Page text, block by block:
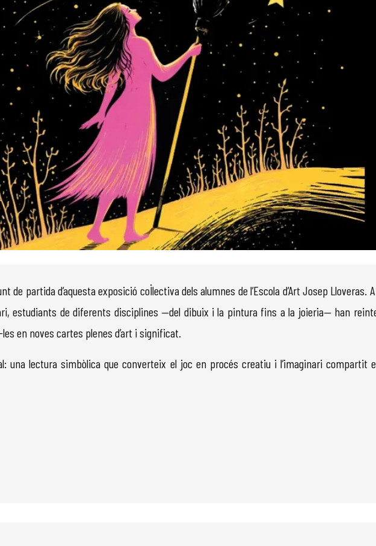
de partida d’aquesta exposició col·lectiva dels alumnes de l’Escola d’Art Josep Lloveras.
estudiants de diferents disciplines —del dibuix i la pintura fins a la joieria— han
en noves cartes plenes d’art i significat.
una lectura simbòlica que converteix el joc en procés creatiu i l’imaginari compartit